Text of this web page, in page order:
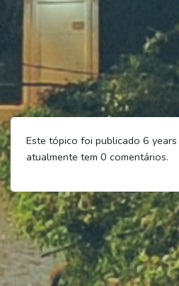
Este tópico foi publicado 6
atualmente tem 0 comentários.